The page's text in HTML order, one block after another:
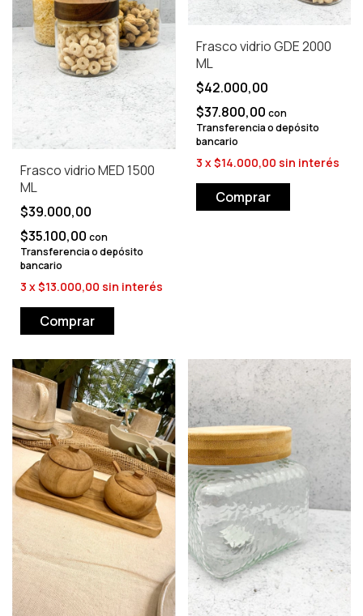
Frasco vidrio MED 1500
ML
$39.000,00
$35.100,00 con
Transferencia o depósito
bancario
3 x$13.000,00 sin interés
Frasco vidrio GDE 2000
ML
$42.000,00
$37.800,00 con
Transferencia o depósito
bancario
3 x$14.000,00 sin interés